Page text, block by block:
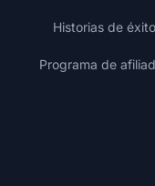
Historias de éxito
Programa de